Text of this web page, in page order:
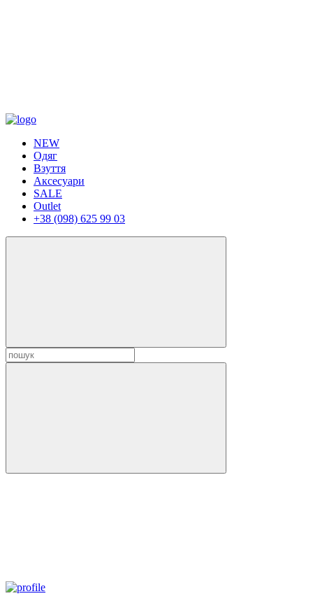
NEW
Одяг
Взуття
Аксесуари
SALE
Outlet
+38 (098) 625 99 03